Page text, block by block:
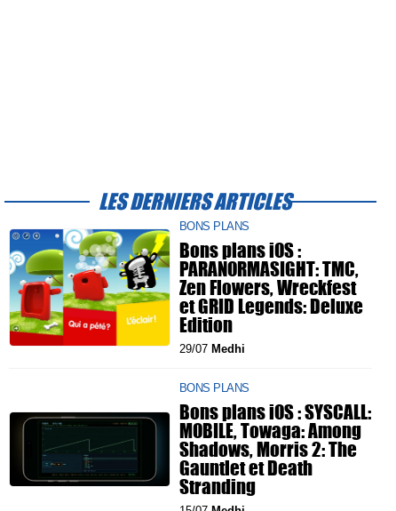
LES DERNIERS ARTICLES
BONS PLANS
Bons plans iOS :
PARANORMASIGHT: TMC,
Zen Flowers, Wreckfest
et GRID Legends: Deluxe
Edition
29/07 Medhi
BONS PLANS
Bons plans iOS : SYSCALL:
MOBILE, Towaga: Among
Shadows, Morris 2: The
Gauntlet et Death
Stranding